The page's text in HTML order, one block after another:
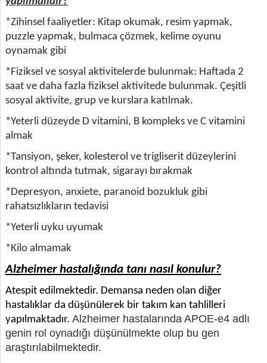
*Zihinsel faaliyetler: Kitap okumak, resim yapmak,
puzzle yapmak, bulmaca çözmek, kelime oyunu
oynamak gibi
*Fiziksel ve sosyal aktivitelerde bulunmak: Haftada 2
saat ve daha fazla fiziksel aktivitede bulunmak. Çeşitli
sosyal aktivite, grup ve kurslara katılmak.
*Yeterli düzeyde D vitamini, B kompleks ve C vitamini
almak
*Tansiyon, şeker, kolesterol ve trigliserit düzeylerini
kontrol altında tutmak, sigarayı bırakmak
*Depresyon, anxiete, paranoid bozukluk gibi
rahatsızlıkların tedavisi
*Yeterli uyku uyumak
*Kilo almamak
Alzheimer hastalığında tanı nasıl konulur?
Atespit edilmektedir. Demansa neden olan diğer
hastalıklar da düşünülerek bir takım kan tahlilleri
yapılmaktadır. Alzheimer hastalarında APOE-e4 adlı
genin rol oynadığı düşünülmekte olup bu gen
araştırılabilmektedir.